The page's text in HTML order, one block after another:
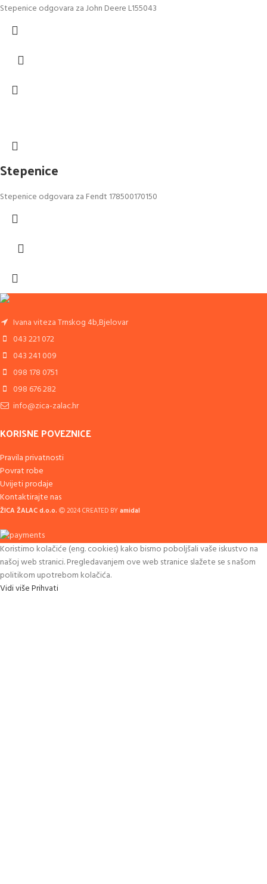
Stepenice odgovara za John Deere L155043
Stepenice
Stepenice odgovara za Fendt 178500170150
Ivana viteza Trnskog 4b,Bjelovar
043 221 072
043 241 009
098 178 0751
098 676 282
info@zica-zalac.hr
KORISNE POVEZNICE
Pravila privatnosti
Povrat robe
Uvijeti prodaje
Kontaktirajte nas
ŽICA ŽALAC d.o.o. 2024 CREATED BYamidal
Koristimo kolačiće (eng. cookies) kako bismo poboljšali vaše iskustvo na
našoj web stranici. Pregledavanjem ove web stranice slažete se s našom
politikom upotrebom kolačića.
Vidi višePrihvati